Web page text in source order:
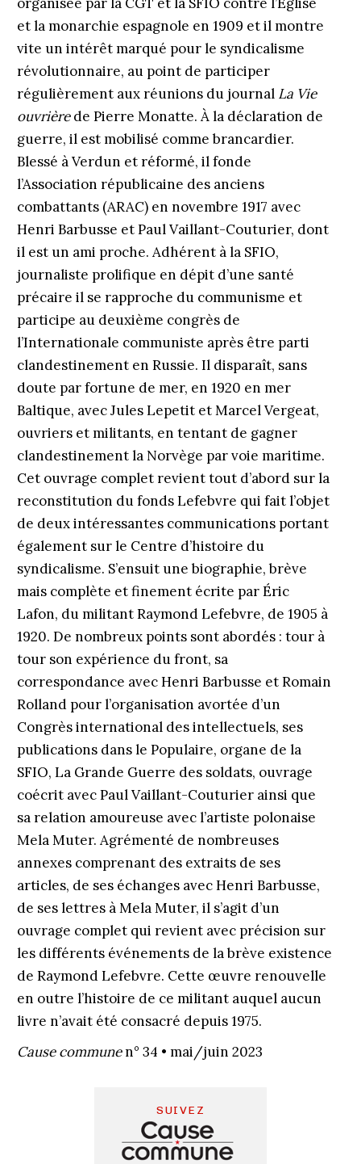
et la monarchie espagnole en 1909 et il montre
vite un intérêt marqué pour le syndicalisme
révolutionnaire, au point de participer
régulièrement aux réunions du journal La Vie
ouvrièrede Pierre Monatte. À la déclaration de
guerre, il est mobilisé comme brancardier.
Blessé à Verdun et réformé, il fonde
l’Association républicaine des anciens
combattants (ARAC) en novembre 1917 avec
Henri Barbusse et Paul Vaillant-Couturier, dont
il est un ami proche. Adhérent à la SFIO,
journaliste prolifique en dépit d’une santé
précaire il se rapproche du communisme et
participe au deuxième congrès de
l’Internationale communiste après être parti
clandestinement en Russie. Il disparaît, sans
doute par fortune de mer, en 1920 en mer
Baltique, avec Jules Lepetit et Marcel Vergeat,
ouvriers et militants, en tentant de gagner
clandestinement la Norvège par voie maritime.
Cet ouvrage complet revient tout d’abord sur la
reconstitution du fonds Lefebvre qui fait l’objet
de deux intéressantes communications portant
également sur le Centre d’histoire du
syndicalisme. S’ensuit une biographie, brève
mais complète et finement écrite par Éric
Lafon, du militant Raymond Lefebvre, de 1905 à
1920. De nombreux points sont abordés : tour à
tour son expérience du front, sa
correspondance avec Henri Barbusse et Romain
Rolland pour l’organisation avortée d’un
Congrès international des intellectuels, ses
publications dans le Populaire, organe de la
SFIO, La Grande Guerre des soldats, ouvrage
coécrit avec Paul Vaillant-Couturier ainsi que
sa relation amoureuse avec l’artiste polonaise
Mela Muter. Agrémenté de nombreuses
annexes comprenant des extraits de ses
articles, de ses échanges avec Henri Barbusse,
de ses lettres à Mela Muter, il s’agit d’un
ouvrage complet qui revient avec précision sur
les différents événements de la brève existence
de Raymond Lefebvre. Cette œuvre renouvelle
en outre l’histoire de ce militant auquel aucun
livre n’avait été consacré depuis 1975.
Cause communen° 34 • mai/juin 2023
SUIVEZ